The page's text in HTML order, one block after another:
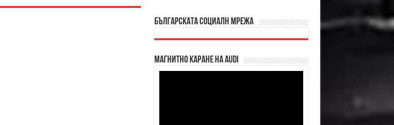
БЪЛГАРСКАТА СОЦИАЛН МРЕЖА
Магнитно каране на Audi